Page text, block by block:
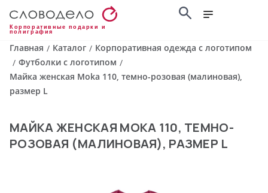
Корпоративные подарки и
полиграфия
Главная / Каталог / Корпоративная одежда с логотипом
/ Футболки с логотипом /
Майка женская Moka 110, темно-розовая (малиновая),
размер L
МАЙКА ЖЕНСКАЯ MOKA 110, ТЕМНО-
РОЗОВАЯ (МАЛИНОВАЯ), РАЗМЕР L